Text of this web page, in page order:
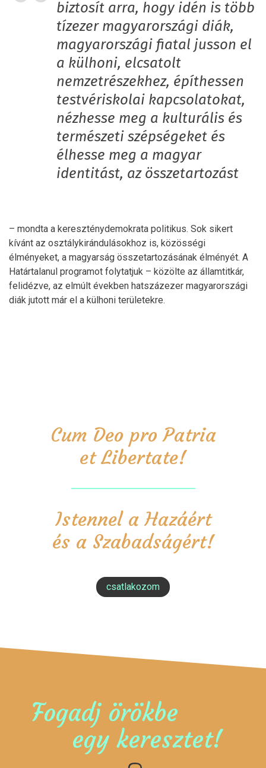
biztosít arra, hogy idén is több
tízezer magyarországi diák,
magyarországi fiatal jusson el
a külhoni, elcsatolt
nemzetrészekhez, építhessen
testvériskolai kapcsolatokat,
nézhesse meg a kulturális és
természeti szépségeket és
élhesse meg a magyar
identitást, az összetartozást
– mondta a kereszténydemokrata politikus. Sok sikert
kívánt az osztálykirándulásokhoz is, közösségi
élményeket, a magyarság összetartozásának élményét. A
Határtalanul programot folytatjuk – közölte az államtitkár,
felidézve, az elmúlt években hatszázezer magyarországi
diák jutott már el a külhoni területekre.
Cum Deo pro Patria
et Libertate!
Istennel a Hazáért
és a Szabadságért!
csatlakozom
Fogadj örökbe
egy keresztet!